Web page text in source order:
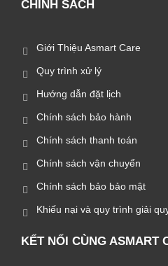
CHÍNH SÁCH
Giới Thiệu Asmart Care
Quy trình xử lý
Hướng dẫn đặt lịch
Chính sách bảo hành
Chính sách thanh toán
Chính sách vận chuyển
Chính sách bảo bảo mật
Khiếu nại và quy trình giải
KẾT NỐI CÙNG ASMART